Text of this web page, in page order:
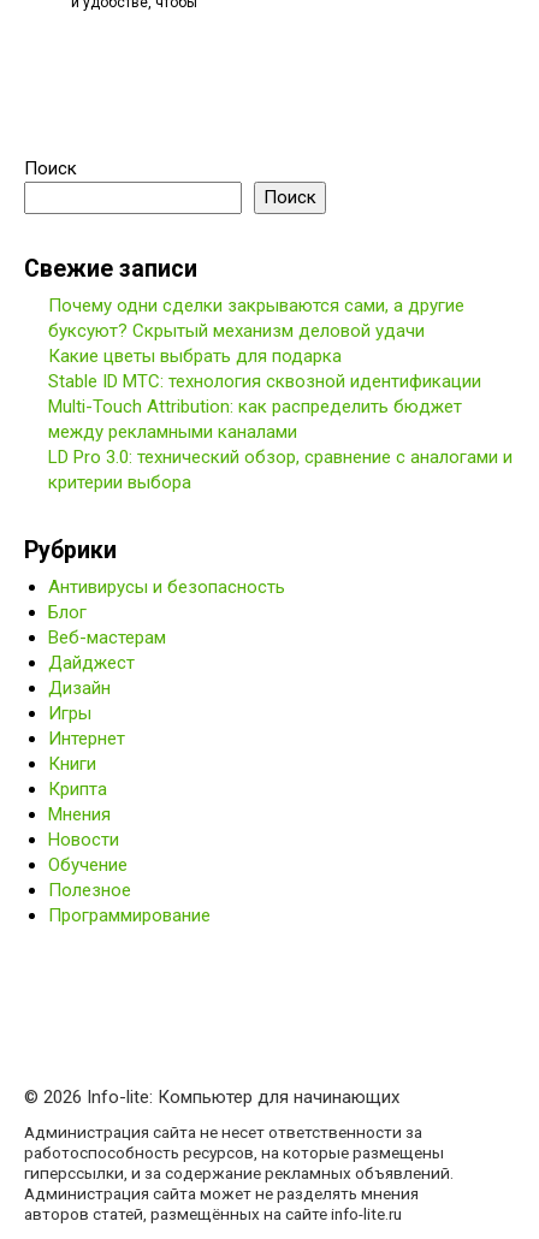
Поиск
Поиск
Свежие записи
Почему одни сделки закрываются сами, а другие
буксуют? Скрытый механизм деловой удачи
Какие цветы выбрать для подарка
Stable ID МТС: технология сквозной идентификации
Multi-Touch Attribution: как распределить бюджет
между рекламными каналами
LD Pro 3.0: технический обзор, сравнение с аналогами и
критерии выбора
Рубрики
Антивирусы и безопасность
Блог
Веб-мастерам
Дайджест
Дизайн
Игры
Интернет
Книги
Крипта
Мнения
Новости
Обучение
Полезное
Программирование
© 2026 Info-lite: Компьютер для начинающих
Администрация сайта не несет ответственности за
работоспособность ресурсов, на которые размещены
гиперссылки, и за содержание рекламных объявлений.
Администрация сайта может не разделять мнения
авторов статей, размещённых на сайте info-lite.ru